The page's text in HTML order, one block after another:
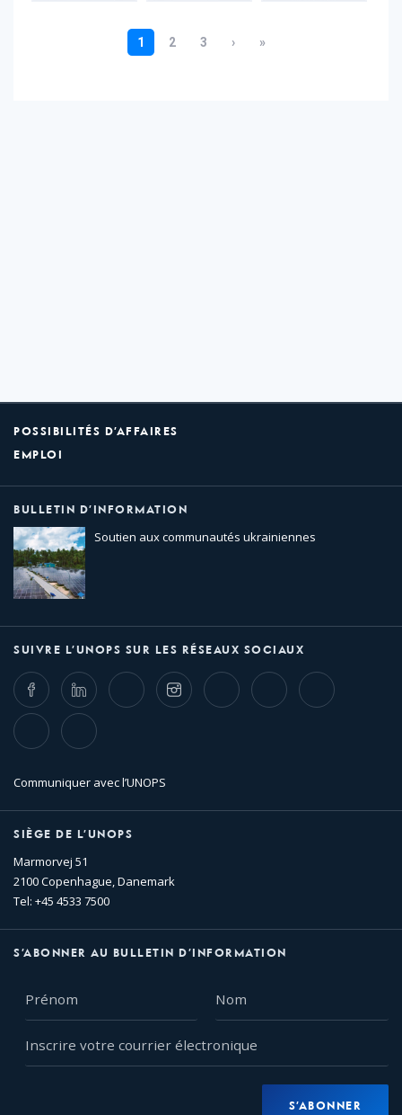
POSSIBILITÉS D’AFFAIRES
EMPLOI
BULLETIN D’INFORMATION
Soutien aux communautés ukrainiennes
SUIVRE L’UNOPS SUR LES RÉSEAUX SOCIAUX
FacebookLinkedIn Twitter InstagramWhatsappBluesky Threads
TikTok Flickr
Communiquer avec l’UNOPS
SIÈGE DE L’UNOPS
Marmorvej 51
2100 Copenhague, Danemark
Tel: +45 4533 7500
S’ABONNER AU BULLETIN D’INFORMATION
votre
S’ABONNER